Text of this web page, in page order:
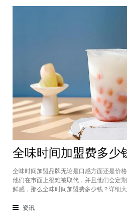
全味时间加盟品牌无论是口感方面还是价
他们在市面上很难被取代，并且他们会定
鲜感，那么全味时间加盟费多少钱？详细
店，在这里就不说名字了。虽然开头说得
资讯